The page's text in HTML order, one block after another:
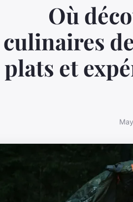
Où
culinaires
plats et